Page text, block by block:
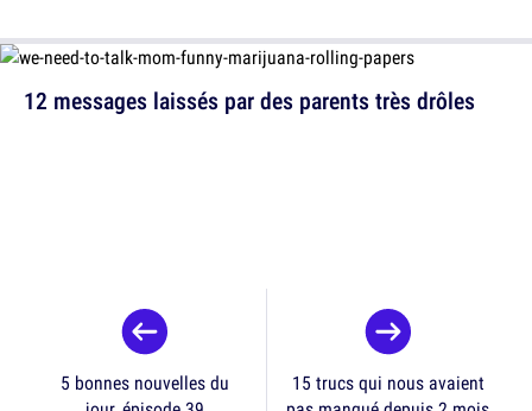
12 messages laissés par des parents très drôles
5 bonnes nouvelles du
15 trucs qui nous avaient